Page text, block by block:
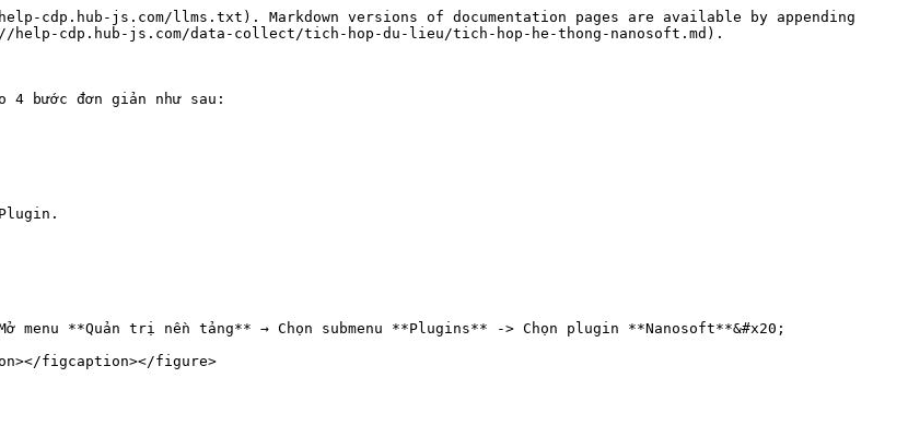
cdp.hub-js.com/llms.txt). Markdown versions of documentation pages are available by appending
cdp.hub-js.com/data-collect/tich-hop-du-lieu/tich-hop-he-thong-nanosoft.md).
4 bước đơn giản như sau:
**Quản trị nền tảng** → Chọn submenu **Plugins** -> Chọn plugin **Nanosoft**&#x20;
figcaption></figure>